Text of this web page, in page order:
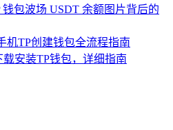
包波场 USDT 余额图片背后的
机TP创建钱包全流程指南
载安装TP钱包，详细指南